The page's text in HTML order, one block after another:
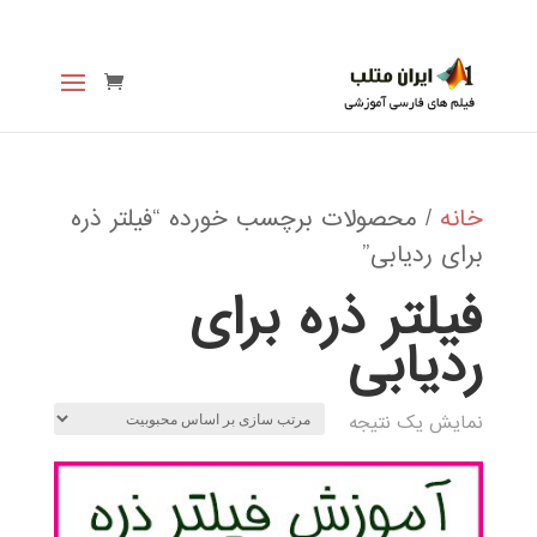
خانه / محصولات برچسب خورده “فیلتر ذره
برای ردیابی”
فیلتر ذره برای
ردیابی
نمایش یک نتیجه